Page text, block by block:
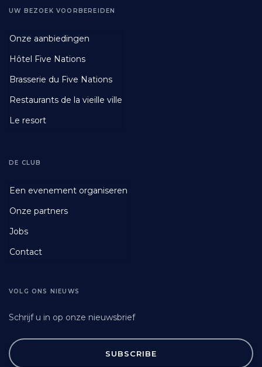
Footer
Third
UW BEZOEK VOORBEREIDEN
Onze aanbiedingen
Hôtel Five Nations
Brasserie du Five Nations
Restaurants de la vieille ville
Le resort
Footer
Fourth
DE CLUB
Een evenement organiseren
Onze partners
Jobs
Contact
VOLG ONS NIEUWS
Schrijf u in op onze nieuwsbrief
SUBSCRIBE